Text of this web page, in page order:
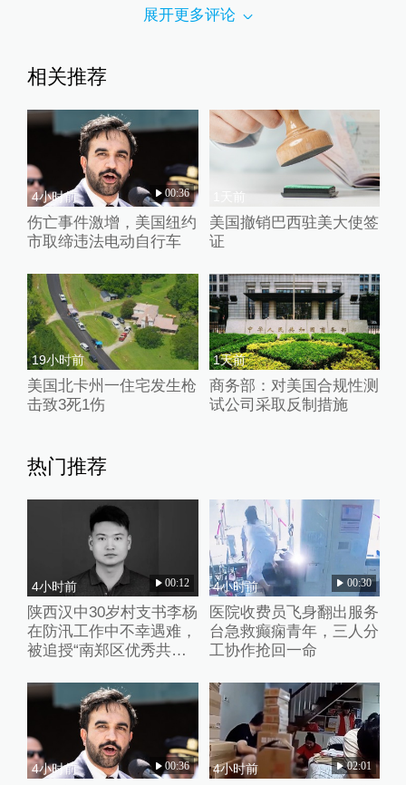
展开更多评论
相关推荐
4小时前 00:36
伤亡事件激增，美国纽约
市取缔违法电动自行车
1天前
美国撤销巴西驻美大使签
证
19小时前
美国北卡州一住宅发生枪
击致3死1伤
1天前
商务部：对美国合规性测
试公司采取反制措施
热门推荐
4小时前 00:12
陕西汉中30岁村支书李杨
在防汛工作中不幸遇难，
被追授“南郑区优秀共产
4小时前 00:30
医院收费员飞身翻出服务
台急救癫痫青年，三人分
工协作抢回一命
4小时前 00:36 4小时前 02:01